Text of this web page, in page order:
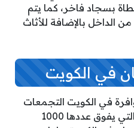
بسجاد فاخر، كما يتم
الداخل بالإضافة للأثاث
في الكويت
في الكويت التجمعات
الصغيرة والتجمعات الكبيرة التي يفوق عددها 1000